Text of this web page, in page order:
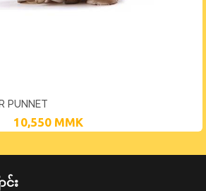
PUNNET
10,550 MMK
း